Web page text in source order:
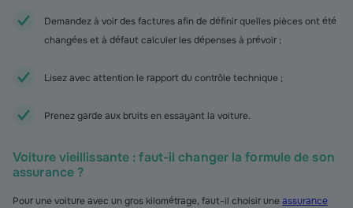
Demandez à voir des factures afin de définir quelles pièces ont été
changées et à défaut calculer les dépenses à prévoir ;
Lisez avec attention le rapport du contrôle technique ;
Prenez garde aux bruits en essayant la voiture.
Voiture vieillissante : faut-il changer la formule de son
assurance ?
Pour une voiture avec un gros kilométrage, faut-il choisir uneassurance